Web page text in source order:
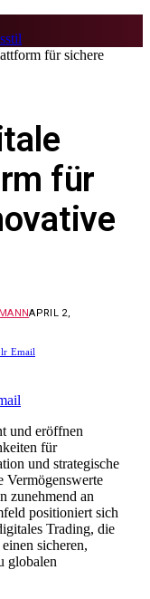
für sichere
für
APRIL 2,
Email
und eröffnen
für
und strategische
Vermögenswerte
zunehmend an
positioniert sich
Trading, die
sicheren,
globalen